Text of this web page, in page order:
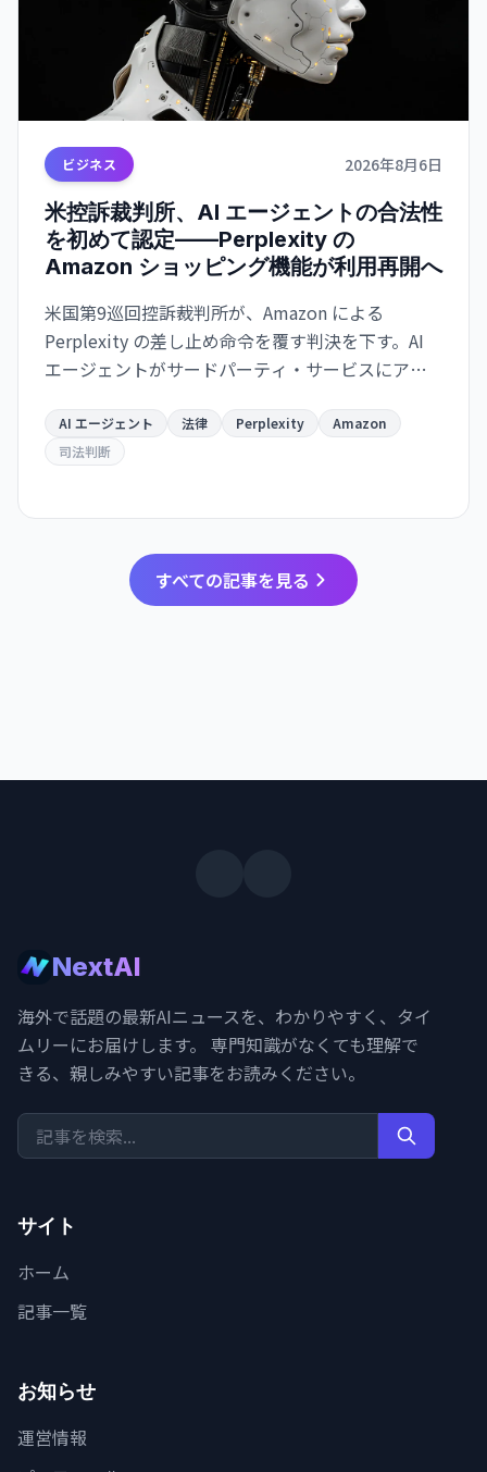
ビジネス 2026年8月6日
米控訴裁判所、AI エージェントの合法性
を初めて認定——Perplexity の
Amazon ショッピング機能が利用再開へ
米国第9巡回控訴裁判所が、Amazon による
Perplexity の差し止め命令を覆す判決を下す。AI
エージェントがサードパーティ・サービスにアク
れは AI エージェント産業全体に影響を与える先例
となります。
AI エージェント 法律 Perplexity
Amazon
司法判断
すべての記事を見る
NextAI
海外で話題の最新AIニュースを、わかりやすく、タイ
ムリーにお届けします。 専門知識がなくても理解で
きる、親しみやすい記事をお読みください。
サイト
ホーム
記事一覧
お知らせ
運営情報